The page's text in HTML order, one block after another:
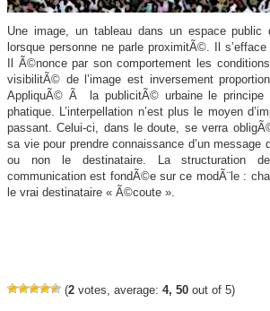
Une image, un tableau dans un espace
lorsque personne ne parle proximitÃ©. Il s’efface
Il Ã©nonce par son comportement les
visibilitÃ© de l’image est inversement
AppliquÃ© Ã la publicitÃ© urbaine le principe
phatique. L’interpellation n’est plus le moyen
passant. Celui-ci, dans le doute, se verra
sa vie pour prendre connaissance d’un message
ou non le destinataire. La structuration
communication est fondÃ©e sur ce modÃ¨le :
le vrai destinataire « Ã©coute ».
(2 votes, average: 4, 50 out of 5)